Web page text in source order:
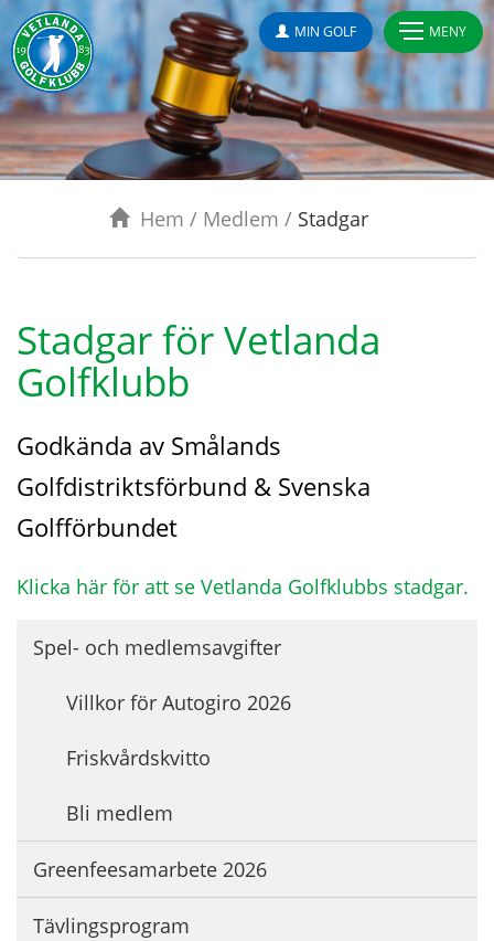
MIN GOLF MENY
Hem / Medlem / Stadgar
Spel- och medlemsavgifter
Villkor för Autogiro 2026
Friskvårdskvitto
Bli medlem
Greenfeesamarbete 2026
Tävlingsprogram
Stadgar för Vetlanda
Golfklubb
Godkända av Smålands
Golfdistriktsförbund & Svenska
Golfförbundet
Klicka här för att se Vetlanda Golfklubbs stadgar.